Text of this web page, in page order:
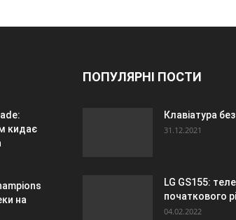
кидає
на
ПОПУЛЯРНІ ПОСТИ
Клавіатура
31.12.2021
LG GS155:
початкового
04.02.2022